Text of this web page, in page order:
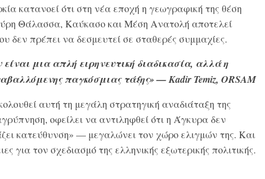
κατανοεί ότι στη νέα εποχή η γεωγραφική της θέση
Θάλασσα, Καύκασο και Μέση Ανατολή αποτελεί
δεν πρέπει να δεσμευτεί σε σταθερές συμμαχίες.
μια απλή ειρηνευτική διαδικασία, αλλά η
παγκόσμιας τάξης» — Kadir Temiz, ORSAM
αυτή τη μεγάλη στρατηγική αναδιάταξη της
οφείλει να αντιληφθεί ότι η Άγκυρα δεν
κατεύθυνση» — μεγαλώνει τον χώρο ελιγμών της. Και
για τον σχεδιασμό της ελληνικής εξωτερικής πολιτικής.